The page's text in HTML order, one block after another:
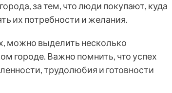
за тем, что люди покупают, куда
их потребности и желания.
можно выделить несколько
городе. Важно помнить, что успех
трудолюбия и готовности